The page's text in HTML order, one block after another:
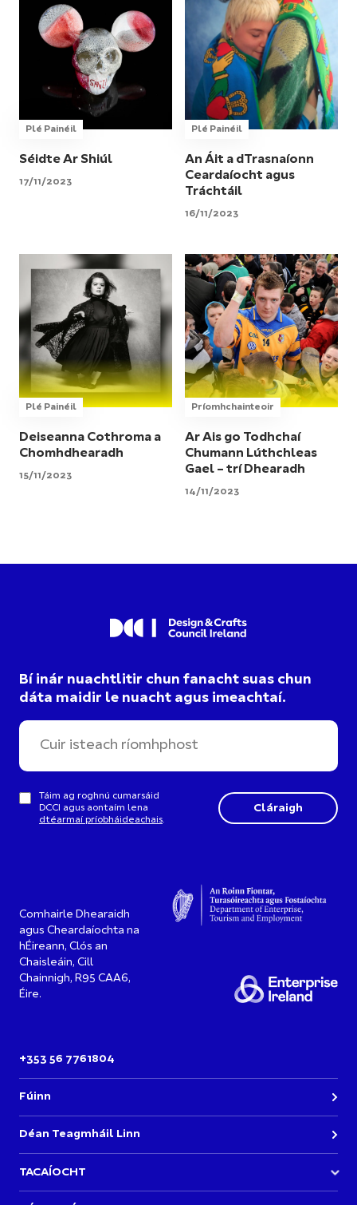
Plé Painéil
Séidte Ar Shiúl
17/11/2023
Plé Painéil
An Áit a dTrasnaíonn
Ceardaíocht agus
Tráchtáil
16/11/2023
Plé Painéil
Deiseanna Cothroma a
Chomhdhearadh
15/11/2023
Príomhchainteoir
Ar Ais go Todhchaí
Chumann Lúthchleas
Gael – trí Dhearadh
14/11/2023
Bí inár nuachtlitir chun fanacht suas chun
dáta maidir le nuacht agus imeachtaí.
Táim ag roghnú cumarsáid
DCCI agus aontaím lena
dtéarmaí príobháideachais.
Comhairle Dhearaidh
agus Cheardaíochta na
hÉireann, Clós an
Chaisleáin, Cill
Chainnigh, R95 CAA6,
Éire.
+353 56 7761804
Fúinn
Déan Teagmháil Linn
TACAÍOCHT